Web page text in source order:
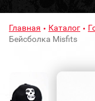
Главная Каталог
Бейсболка Misfits